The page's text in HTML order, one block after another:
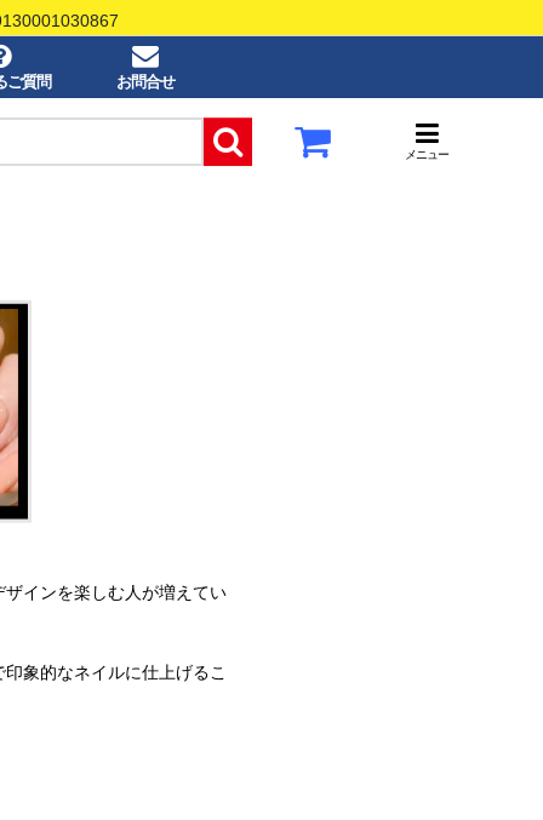
ご質問 お問合せ
メニュー
インを楽しむ人が増えてい
象的なネイルに仕上げるこ